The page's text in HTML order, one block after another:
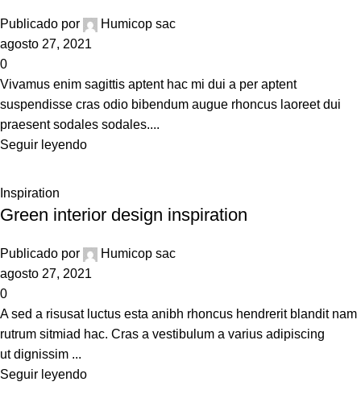
Publicado por
Humicop sac
agosto 27, 2021
0
Vivamus enim sagittis aptent hac mi dui a per aptent
suspendisse cras odio bibendum augue rhoncus laoreet dui
praesent sodales sodales....
Seguir leyendo
Inspiration
Green interior design inspiration
Publicado por
Humicop sac
agosto 27, 2021
0
A sed a risusat luctus esta anibh rhoncus hendrerit blandit nam
rutrum sitmiad hac. Cras a vestibulum a varius adipiscing
ut dignissim ...
Seguir leyendo